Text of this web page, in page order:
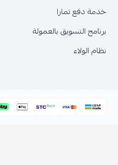
خدمة دفع تمارا
برنامج التسويق بالعمولة
نظام الولاء